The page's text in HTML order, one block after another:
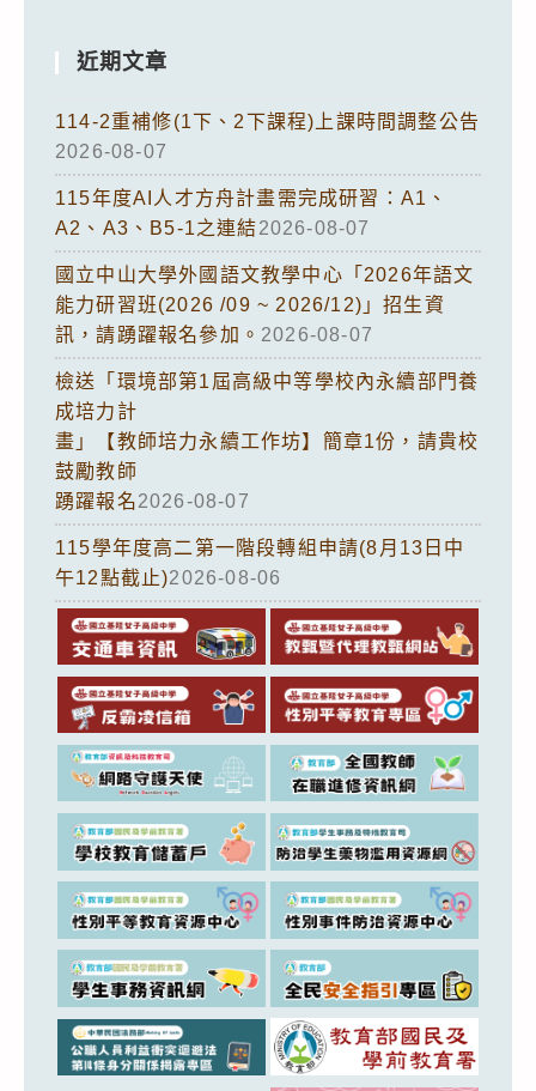
近期文章
114-2重補修(1下、2下課程)上課時間調整公告
2026-08-07
115年度AI人才方舟計畫需完成研習：A1、
A2、A3、B5-1之連結2026-08-07
國立中山大學外國語文教學中心「2026年語文
能力研習班(2026 /09 ~ 2026/12)」招生資
訊，請踴躍報名參加。 2026-08-07
檢送「環境部第1屆高級中等學校內永續部門養
成培力計
畫」【教師培力永續工作坊】簡章1份，請貴校
鼓勵教師
踴躍報名2026-08-07
115學年度高二第一階段轉組申請(8月13日中
午12點截止)2026-08-06